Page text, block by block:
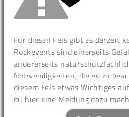
Für diesen Fels gibt es derzeit
Rockevents sind einerseits
andererseits
Notwendigkeiten, die es zu
diesem Fels etwas Wichtiges
du hier eine Meldung dazu